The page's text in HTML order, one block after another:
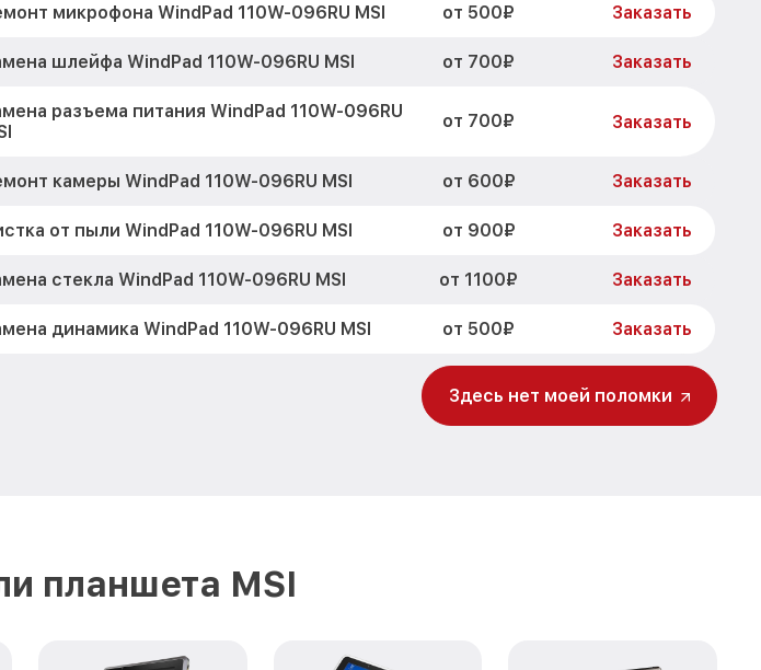
микрофона WindPad 110W-096RU MSI от 500₽ Заказать
шлейфа WindPad 110W-096RU MSI от 700₽ Заказать
разъема питания WindPad 110W-096RU
от 700₽ Заказать
камеры WindPad 110W-096RU MSI от 600₽ Заказать
от пыли WindPad 110W-096RU MSI от 900₽ Заказать
стекла WindPad 110W-096RU MSI от 1100₽ Заказать
динамика WindPad 110W-096RU MSI от 500₽ Заказать
от 800₽ Заказать
аккумулятора WindPad 110W-096RU
WindPad 110W-096RU MSI
Здесь нет моей поломки
планшета MSI